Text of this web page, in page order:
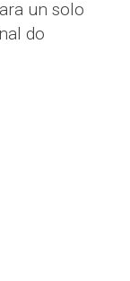
un solo
do